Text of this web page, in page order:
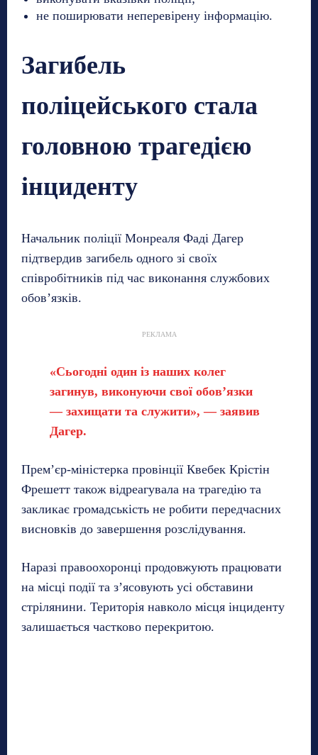
не поширювати неперевірену інформацію.
Загибель
поліцейського стала
головною трагедією
інциденту
Начальник поліції Монреаля Фаді Дагер
підтвердив загибель одного зі своїх
співробітників під час виконання службових
обов’язків.
РЕКЛАМА
«Сьогодні один із наших колег
загинув, виконуючи свої обов’язки
— захищати та служити», — заявив
Дагер.
Прем’єр-міністерка провінції Квебек Крістін
Фрешетт також відреагувала на трагедію та
закликає громадськість не робити передчасних
висновків до завершення розслідування.
Наразі правоохоронці продовжують працювати
на місці події та з’ясовують усі обставини
стрілянини. Територія навколо місця інциденту
залишається частково перекритою.